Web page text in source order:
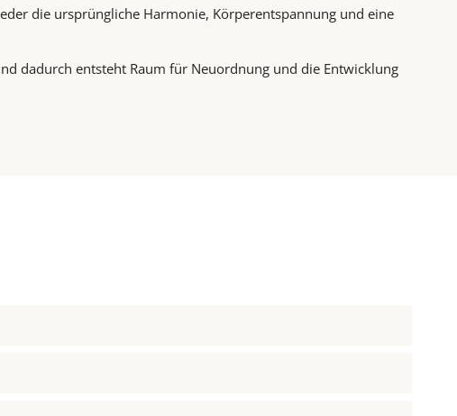
die ursprüngliche Harmonie, Körperentspannung und eine
dadurch entsteht Raum für Neuordnung und die Entwicklung